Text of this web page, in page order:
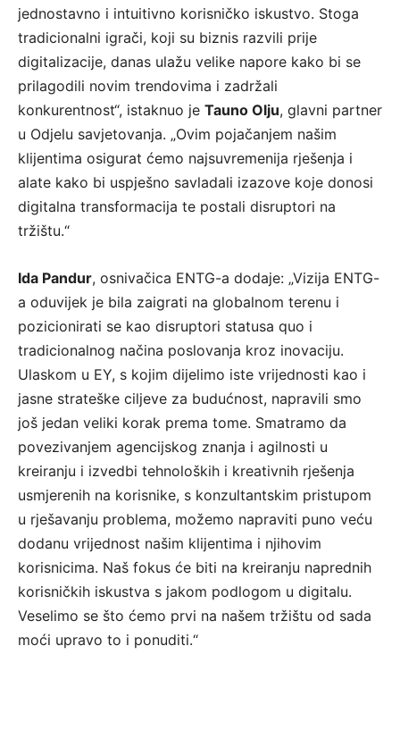
jednostavno i intuitivno korisničko iskustvo. Stoga
tradicionalni igrači, koji su biznis razvili prije
digitalizacije, danas ulažu velike napore kako bi se
prilagodili novim trendovima i zadržali
konkurentnost“, istaknuo je Tauno Olju, glavni partner
u Odjelu savjetovanja. „Ovim pojačanjem našim
klijentima osigurat ćemo najsuvremenija rješenja i
alate kako bi uspješno savladali izazove koje donosi
digitalna transformacija te postali disruptori na
tržištu.“
Ida Pandur, osnivačica ENTG-a dodaje: „Vizija ENTG-
a oduvijek je bila zaigrati na globalnom terenu i
pozicionirati se kao disruptori statusa quo i
tradicionalnog načina poslovanja kroz inovaciju.
Ulaskom u EY, s kojim dijelimo iste vrijednosti kao i
jasne strateške ciljeve za budućnost, napravili smo
još jedan veliki korak prema tome. Smatramo da
povezivanjem agencijskog znanja i agilnosti u
kreiranju i izvedbi tehnoloških i kreativnih rješenja
usmjerenih na korisnike, s konzultantskim pristupom
u rješavanju problema, možemo napraviti puno veću
dodanu vrijednost našim klijentima i njihovim
korisnicima. Naš fokus će biti na kreiranju naprednih
korisničkih iskustva s jakom podlogom u digitalu.
Veselimo se što ćemo prvi na našem tržištu od sada
moći upravo to i ponuditi.“